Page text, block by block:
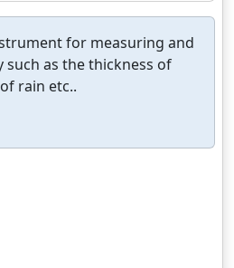
for measuring and
as the thickness of
rain etc..